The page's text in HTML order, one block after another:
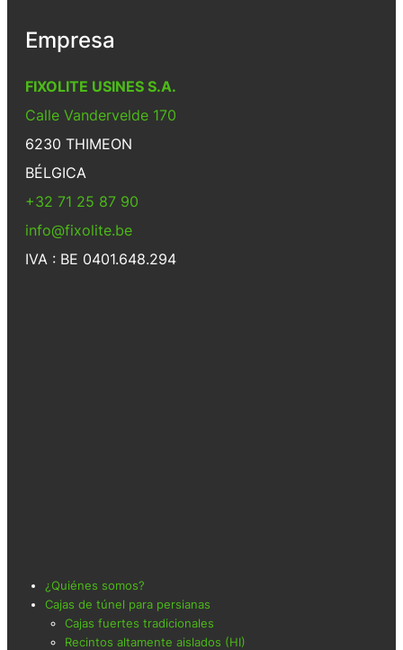
Empresa
FIXOLITE USINES S.A.
Calle Vandervelde 170
6230 THIMEON
BÉLGICA
+32 71 25 87 90
info@fixolite.be
IVA : BE 0401.648.294
¿Quiénes somos?
Cajas de túnel para persianas
Cajas fuertes tradicionales
Recintos altamente aislados (HI)